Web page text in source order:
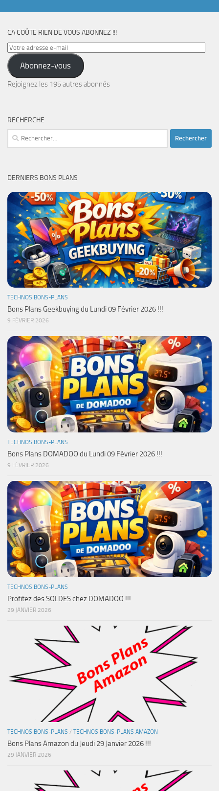
CA COÛTE RIEN DE VOUS ABONNEZ !!!
Votre
adresse
e-
mail
Abonnez-vous
Rejoignez les 195 autres abonnés
RECHERCHE
Rechercher :
DERNIERS BONS PLANS
TECHNOS BONS-PLANS
Bons Plans Geekbuying du Lundi 09 Février 2026 !!!
9 FÉVRIER 2026
TECHNOS BONS-PLANS
Bons Plans DOMADOO du Lundi 09 Février 2026 !!!
9 FÉVRIER 2026
TECHNOS BONS-PLANS
Profitez des SOLDES chez DOMADOO !!!
29 JANVIER 2026
TECHNOS BONS-PLANS / TECHNOS BONS-PLANS AMAZON
Bons Plans Amazon du Jeudi 29 Janvier 2026 !!!
29 JANVIER 2026